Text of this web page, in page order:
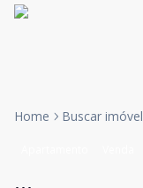
Home Buscar imóvel
...